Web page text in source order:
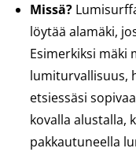
Missä?
löytää alamäki,
Esimerkiksi mäki
lumiturvallisuus,
etsiessäsi
kovalla alustalla,
pakkautuneella